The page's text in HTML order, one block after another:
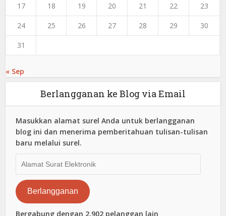
17 18 19 20 21 22 23
24 25 26 27 28 29 30
31
« Sep
Berlangganan ke Blog via Email
Masukkan alamat surel Anda untuk berlangganan
blog ini dan menerima pemberitahuan tulisan-tulisan
baru melalui surel.
Surat
Elektronik
Berlangganan
Bergabung dengan 2,902 pelanggan lain